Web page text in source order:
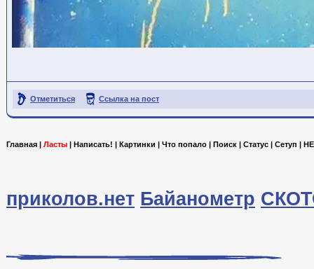
Отметиться Ссылка на пост
Главная | Ласты | Написать! | Картинки | Что попало | Поиск | Статус | Сетуп |
приколов.нет Байанометр